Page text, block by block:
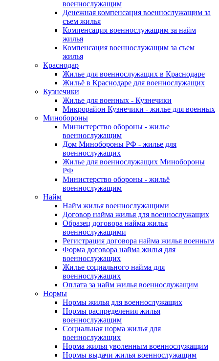
военнослужащим
Денежная компенсация военнослужащим за
съем жилья
Компенсация военнослужащим за найм
жилья
Компенсация военнослужащим за съем
жилья
Краснодар
Жилье для военнослужащих в Краснодаре
Жильё в Краснодаре для военнослужащих
Кузнечики
Жилье для военных - Кузнечики
Микрорайон Кузнечики - жилье для военных
Минобороны
Министерство обороны - жилье
военнослужащим
Дом Минобороны РФ - жилье для
военнослужащих
Жилье для военнослужащих Минобороны
РФ
Министерство обороны - жильё
военнослужащим
Найм
Найм жилья военнослужащими
Договор найма жилья для военнослужащих
Образец договора найма жилья
военнослужащими
Регистрация договора найма жилья военным
Форма договора найма жилья для
военнослужащих
Жилье социального найма для
военнослужащих
Оплата за найм жилья военнослужащим
Нормы
Нормы жилья для военнослужащих
Нормы распределения жилья
военнослужащим
Социальная норма жилья для
военнослужащих
Норма жилья уволенным военнослужащим
Нормы выдачи жилья военнослужащим